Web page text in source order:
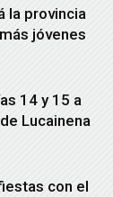
la provincia
jóvenes
14 y 15 a
Lucainena
con el